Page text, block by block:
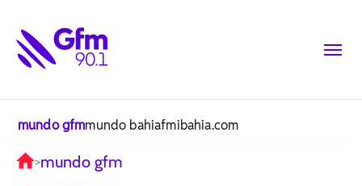
mundo gfmmundo bahiafmibahia.com
>mundo gfm